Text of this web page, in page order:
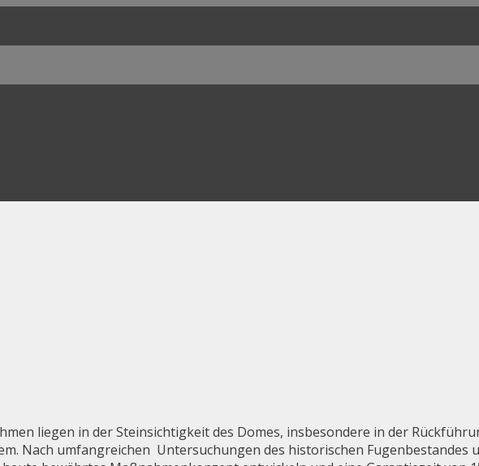
liegen in der Steinsichtigkeit des Domes, insbesondere in der
Nach umfangreichen Untersuchungen des historischen Fugenbestandes